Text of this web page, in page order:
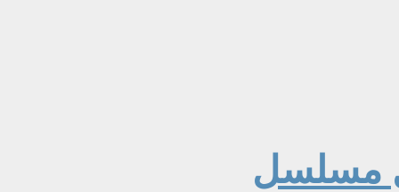
مسلسل